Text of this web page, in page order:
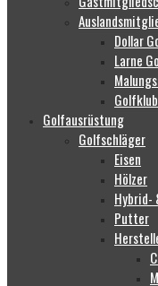
Dollar
Larne
Golfausrüstung
Golfschläger
Eisen
Hölzer
Hybrid-
Putter